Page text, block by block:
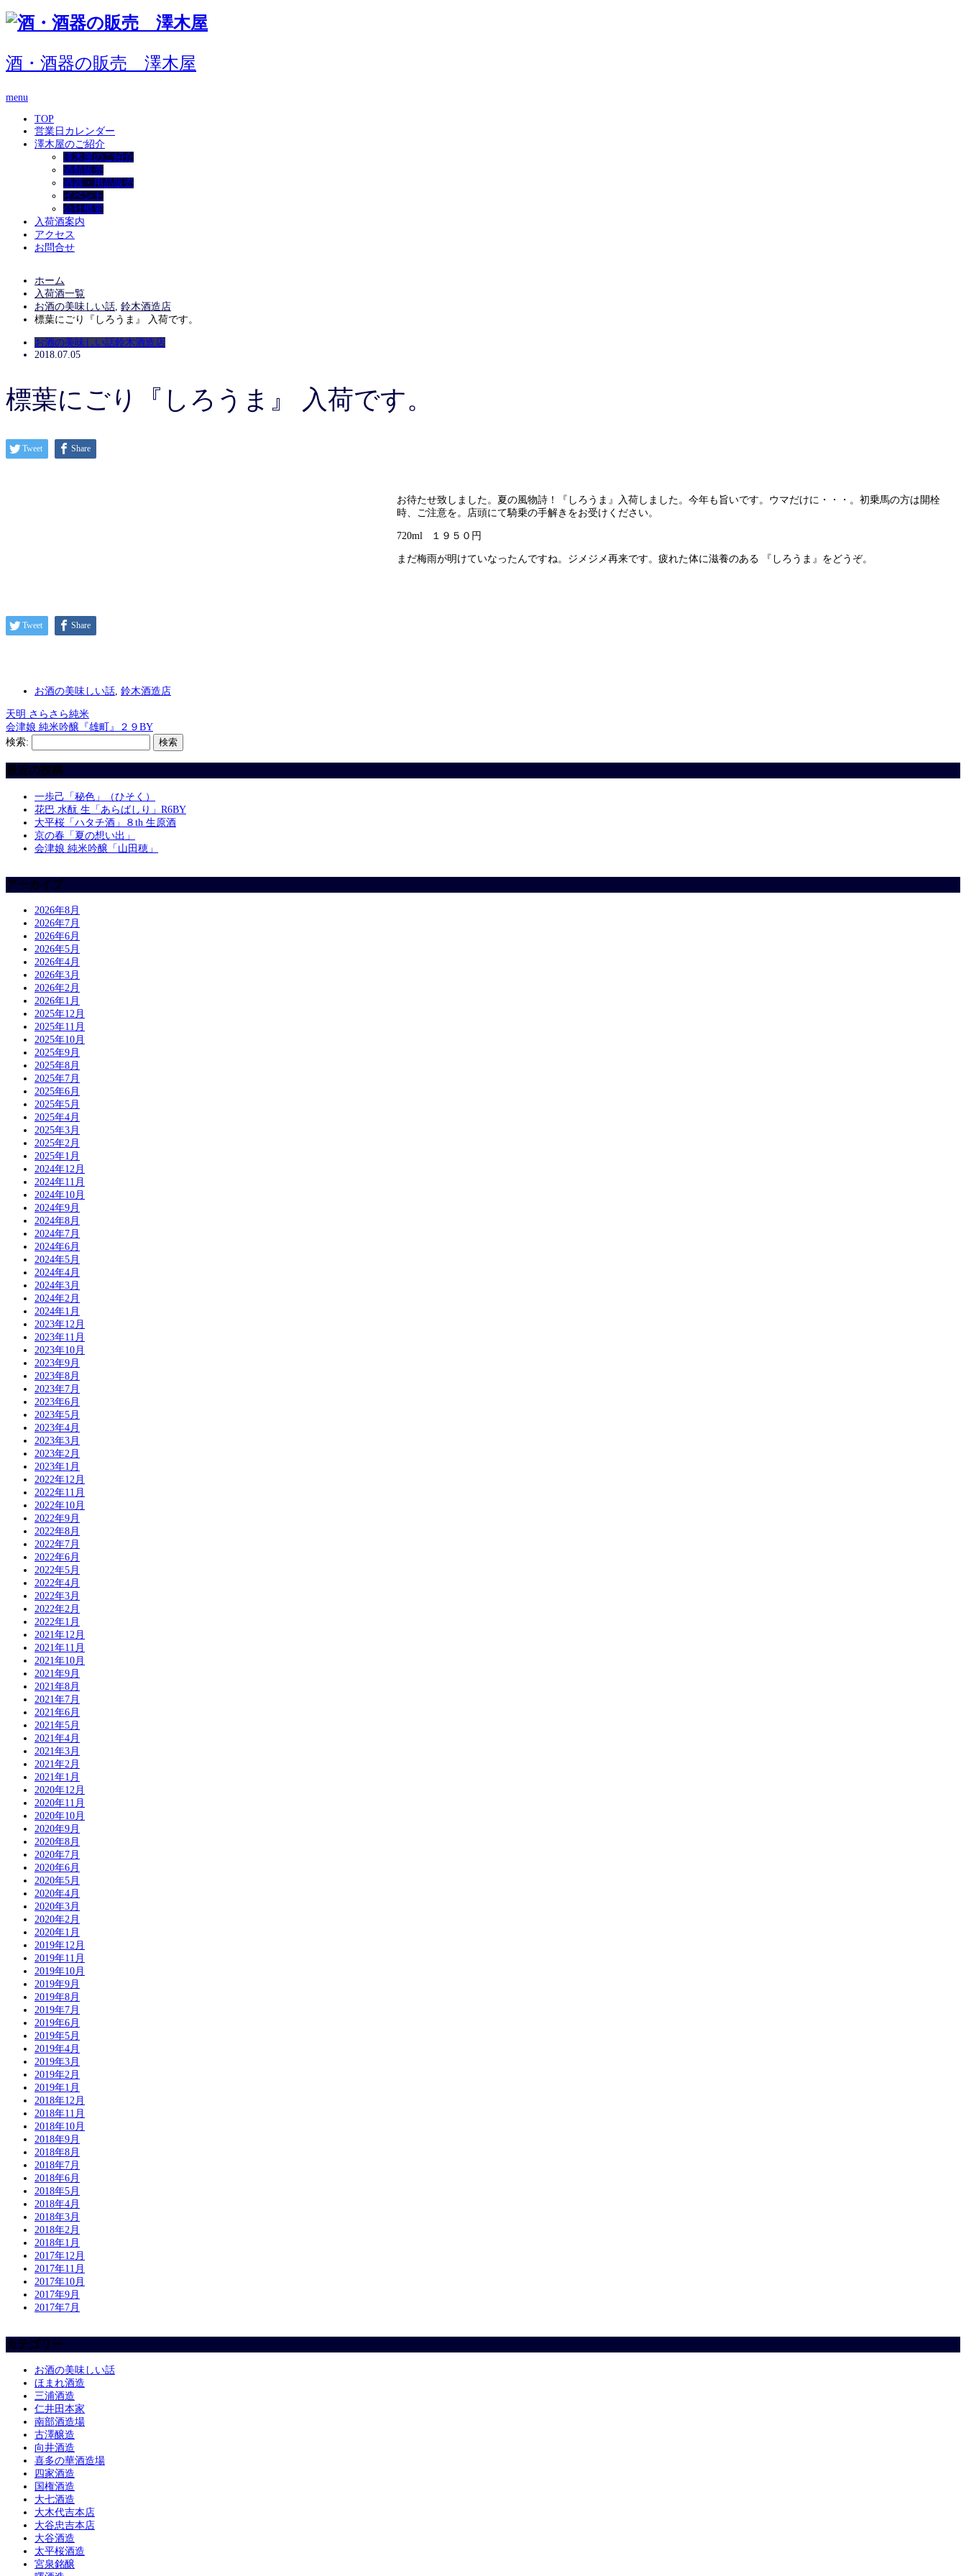
酒・酒器の販売 澤木屋
menu
TOP
営業日カレンダー
澤木屋のご紹介
澤木屋のご紹介
酒類販売
酒器・用品販売
イベント
会社概要
入荷酒案内
アクセス
お問合せ
ホーム
入荷酒一覧
お酒の美味しい話, 鈴木酒造店
標葉にごり『しろうま』 入荷です。
お酒の美味しい話鈴木酒造店
2018.07.05
標葉にごり『しろうま』 入荷です。
Tweet Share
お待たせ致しました。夏の風物詩！『しろうま』入荷しました。今年も旨いです。ウマだけに・・・。初乗馬の方は開栓
時、ご注意を。店頭にて騎乗の手解きをお受けください。
720ml １９５０円
まだ梅雨が明けていなったんですね。ジメジメ再来です。疲れた体に滋養のある 『しろうま』をどうぞ。
Tweet Share
お酒の美味しい話 鈴木酒造店
天明 さらさら純米
会津娘 純米吟醸『雄町』２９BY
検索:
最近の投稿
一歩己「秘色」（ひそく）
花巴 水酛 生「あらばしり」R6BY
大平桜「ハタチ酒」８th 生原酒
京の春「夏の想い出」
会津娘 純米吟醸「山田穂」
アーカイブ
2026年8月
2026年7月
2026年6月
2026年5月
2026年4月
2026年3月
2026年2月
2026年1月
2025年12月
2025年11月
2025年10月
2025年9月
2025年8月
2025年7月
2025年6月
2025年5月
2025年4月
2025年3月
2025年2月
2025年1月
2024年12月
2024年11月
2024年10月
2024年9月
2024年8月
2024年7月
2024年6月
2024年5月
2024年4月
2024年3月
2024年2月
2024年1月
2023年12月
2023年11月
2023年10月
2023年9月
2023年8月
2023年7月
2023年6月
2023年5月
2023年4月
2023年3月
2023年2月
2023年1月
2022年12月
2022年11月
2022年10月
2022年9月
2022年8月
2022年7月
2022年6月
2022年5月
2022年4月
2022年3月
2022年2月
2022年1月
2021年12月
2021年11月
2021年10月
2021年9月
2021年8月
2021年7月
2021年6月
2021年5月
2021年4月
2021年3月
2021年2月
2021年1月
2020年12月
2020年11月
2020年10月
2020年9月
2020年8月
2020年7月
2020年6月
2020年5月
2020年4月
2020年3月
2020年2月
2020年1月
2019年12月
2019年11月
2019年10月
2019年9月
2019年8月
2019年7月
2019年6月
2019年5月
2019年4月
2019年3月
2019年2月
2019年1月
2018年12月
2018年11月
2018年10月
2018年9月
2018年8月
2018年7月
2018年6月
2018年5月
2018年4月
2018年3月
2018年2月
2018年1月
2017年12月
2017年11月
2017年10月
2017年9月
2017年7月
カテゴリー
お酒の美味しい話
ほまれ酒造
三浦酒造
仁井田本家
南部酒造場
古澤醸造
向井酒造
喜多の華酒造場
四家酒造
国権酒造
大七酒造
大木代吉本店
大谷忠吉本店
大谷酒造
太平桜酒造
宮泉銘醸